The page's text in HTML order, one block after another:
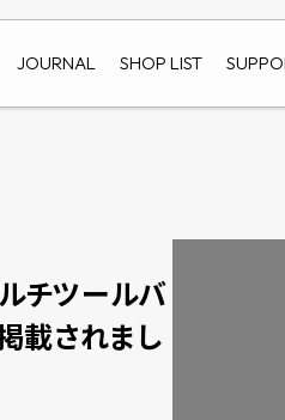
JOURNAL SHOP LIST
チツールバ
載されまし